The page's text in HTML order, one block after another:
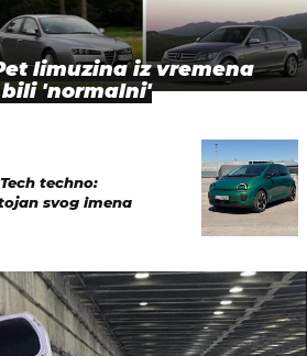
limuzina iz vremena
'normalni'
techno:
svog imena